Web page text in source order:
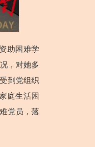
助困难学
，对她多
到党组织
庭生活困
党员，落